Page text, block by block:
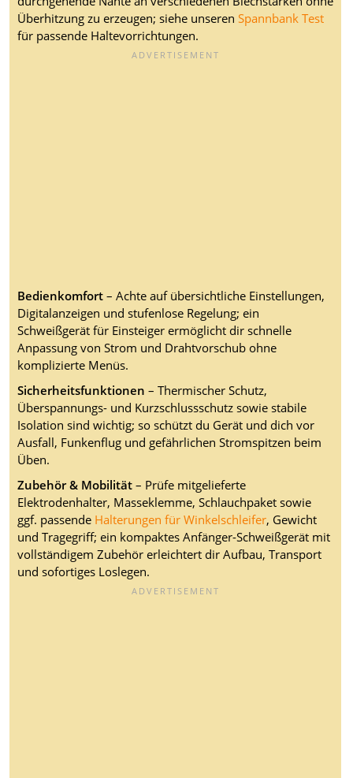
Überhitzung zu erzeugen; siehe unseren Spannbank Test
für passende Haltevorrichtungen.
Bedienkomfort– Achte auf übersichtliche Einstellungen,
Digitalanzeigen und stufenlose Regelung; ein
Schweißgerät für Einsteiger ermöglicht dir schnelle
Anpassung von Strom und Drahtvorschub ohne
komplizierte Menüs.
Sicherheitsfunktionen – Thermischer Schutz,
Überspannungs- und Kurzschlussschutz sowie stabile
Isolation sind wichtig; so schützt du Gerät und dich vor
Ausfall, Funkenflug und gefährlichen Stromspitzen beim
Üben.
Zubehör & Mobilität– Prüfe mitgelieferte
Elektrodenhalter, Masseklemme, Schlauchpaket sowie
ggf. passende Halterungen für Winkelschleifer, Gewicht
und Tragegriff; ein kompaktes Anfänger-Schweißgerät mit
vollständigem Zubehör erleichtert dir Aufbau, Transport
und sofortiges Loslegen.